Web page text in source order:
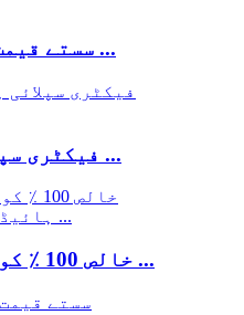
سستے قیمت کولیجن میرین ...
فیکٹری سپلائی ہول سیل کو ...
خالص 100 ٪ کولیجن پیپٹائڈس ...